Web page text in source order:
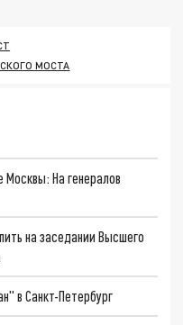
МОСТА
На генералов
на заседании Высшего
в Санкт-Петербург